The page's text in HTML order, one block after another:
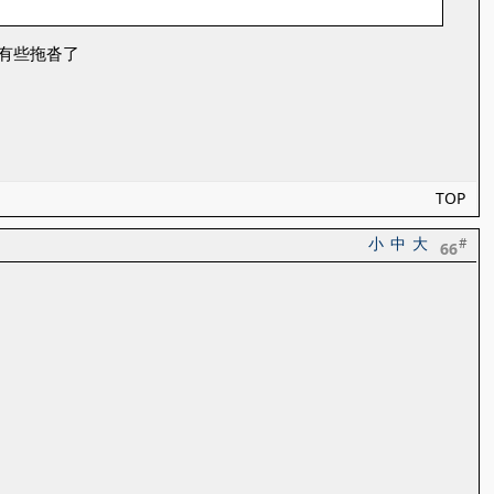
些拖沓了
TOP
66#
大
中
小